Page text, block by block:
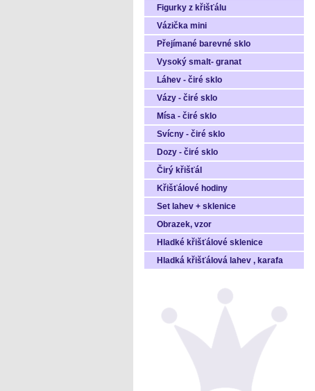
Figurky z křišťálu
Vázička mini
Přejímané barevné sklo
Vysoký smalt- granat
Láhev - čiré sklo
Vázy - čiré sklo
Mísa - čiré sklo
Svícny - čiré sklo
Dozy - čiré sklo
Čirý křišťál
Křišťálové hodiny
Set lahev + sklenice
Obrazek, vzor
Hladké křišťálové sklenice
Hladká křišťálová lahev , karafa